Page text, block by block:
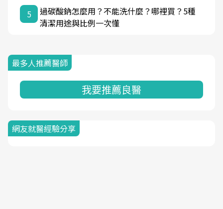
5
過碳酸鈉怎麼用？不能洗什麼？哪裡買？5種
清潔用途與比例一次懂
最多人推薦醫師
我要推薦良醫
網友就醫經驗分享